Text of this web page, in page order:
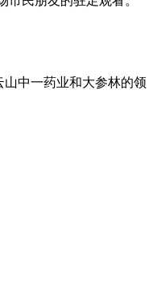
中一药业和大参林的领